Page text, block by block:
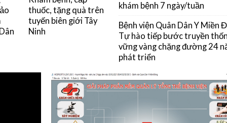
thuốc, tặng quà trên
tuyến biên giới Tây
Ninh
khám bệnh 7 ngày/tuần
Bệnh viện Quân Dân Y Miền
Tự hào tiếp bước truyền
vững vàng chặng đường 24
phát triển